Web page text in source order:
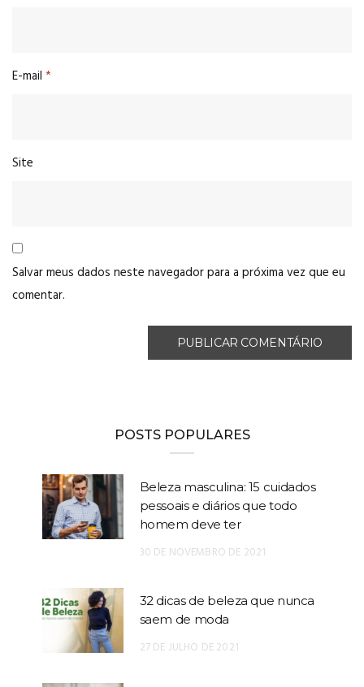
E-mail *
Site
Salvar meus dados neste navegador para a próxima vez que eu
comentar.
POSTS POPULARES
Beleza masculina: 15 cuidados
pessoais e diários que todo
homem deve ter
30 DE NOVEMBRO DE 2021
32 dicas de beleza que nunca
saem de moda
27 DE JULHO DE 2021